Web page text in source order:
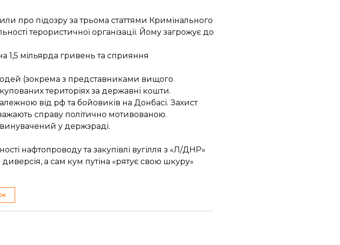
про підозру за трьома статтями Кримінального
терористичної організації. Йому загрожує до
1,5 мільярда гривень та сприяння
(зокрема з представниками вищого
територіях за державні кошти.
від рф та бойовиків на Донбасі. Захист
справу політично мотивованою.
у держзраді.
нафтопроводу та закупівлі вугілля з «Л/ДНР»
а сам кум путіна «рятує свою шкуру»